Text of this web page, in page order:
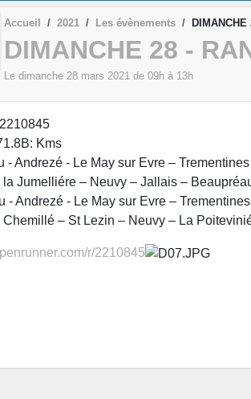
Accueil 2021 Les évènements DIMANCHE
DIMANCHE 28 -
Le dimanche 28 mars 2021 de 09h à 13h
Kms
- Andrezé - Le May sur Evre –
Jumelliére – Neuvy – Jallais –
- Andrezé - Le May sur Evre –
Chemillé – St Lezin – Neuvy – La
r/2210845